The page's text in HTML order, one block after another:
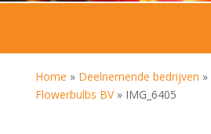
Home » Deelnemende bedrijven »
Flowerbulbs BV» IMG_6405